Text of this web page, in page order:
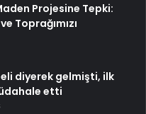
Projesine Tepki:
Toprağımızı
diyerek gelmişti, ilk
etti